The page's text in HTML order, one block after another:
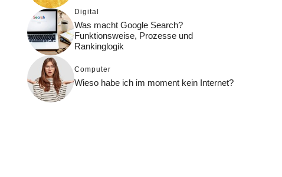
Digital
Was macht Google Search?
Funktionsweise, Prozesse und
Rankinglogik
Computer
Wieso habe ich im moment kein Internet?